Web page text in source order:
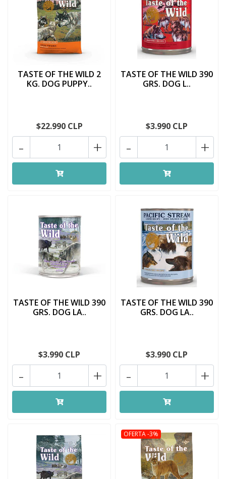
TASTE OF THE WILD 2
KG. DOG PUPPY..
$22.990 CLP
+
-
TASTE OF THE WILD 390
GRS. DOG L..
$3.990 CLP
+
-
TASTE OF THE WILD 390
GRS. DOG LA..
$3.990 CLP
+
-
TASTE OF THE WILD 390
GRS. DOG LA..
$3.990 CLP
+
-
OFERTA -3%